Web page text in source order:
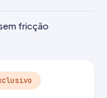
fricção